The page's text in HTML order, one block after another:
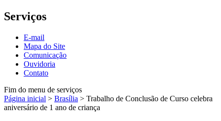
Serviços
E-mail
Mapa do Site
Comunicação
Ouvidoria
Contato
Fim do menu de serviços
Página inicial > Brasília > Trabalho de Conclusão de Curso celebra
aniversário de 1 ano de criança